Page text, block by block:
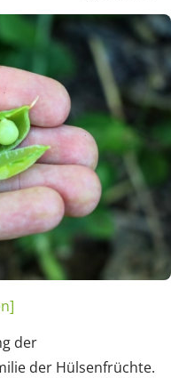
der
der Hülsenfrüchte.